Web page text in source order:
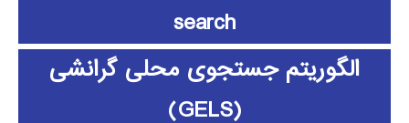
search
الگوریتم جستجوی محلی گرانشی
(GELS)